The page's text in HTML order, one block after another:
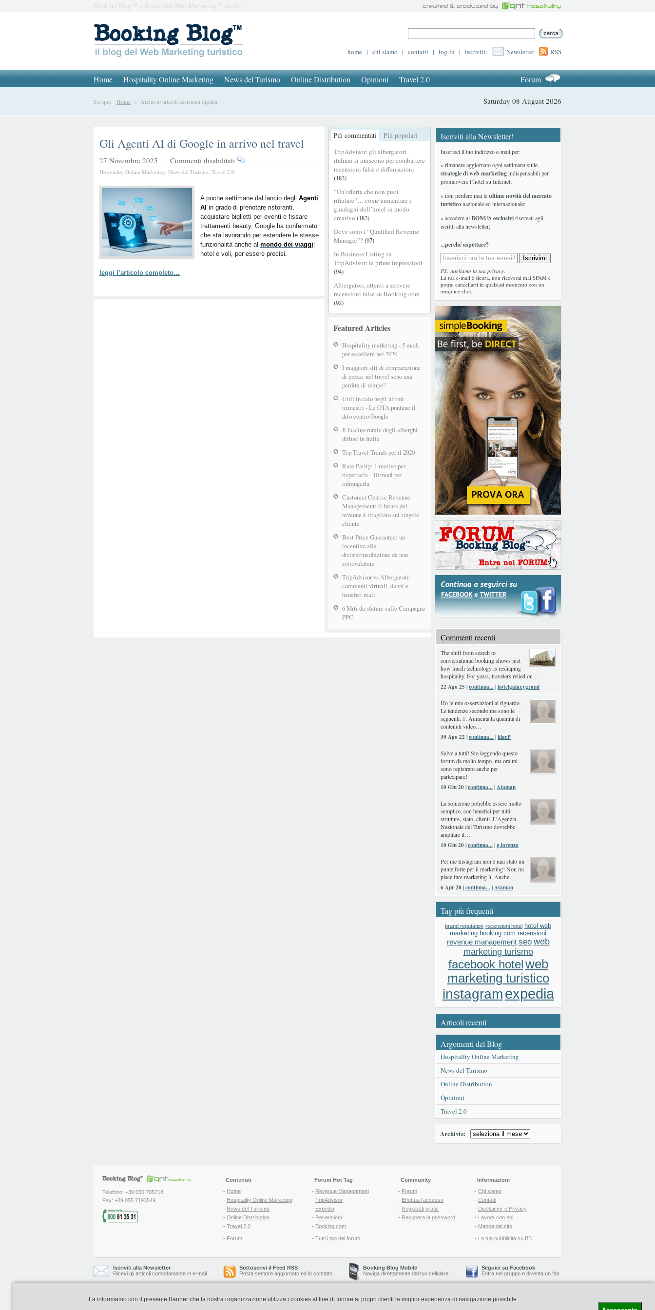
Booking Blog™ – Il blog del Web Marketing Turistico
home | chi siamo | contatti | log-in | iscriviti: Newsletter RSS
Home Hospitality Online Marketing News del Turismo Online Distribution Opinioni Travel 2.0 Forum
Sei qui: Home » Archivio articoli assistenti digitali Saturday 08 August 2026
Più commentati Più popolari
TripAdvisor: gli albergatori
italiani si uniscono per combattere
recensioni false e diffamazioni
(182)
“Un’offerta che non puoi
rifiutare”… come aumentare i
guadagni dell’hotel in modo
creativo (182)
Dove sono i “Qualified Revenue
Manager”?(97)
In Business Listing su
TripAdvisor: le prime impressioni
(94)
Albergatori, attenti a scrivere
recensioni false su Booking.com
(92)
Featured Articles
Hospitality marketing - 5 modi
per eccellere nel 2020
I maggiori siti di comparazione
di prezzi nel travel sono una
perdita di tempo?
Utili in calo negli ultimi
trimestri - Le OTA puntano il
dito contro Google
Il fascino rurale degli alberghi
diffusi in Italia
Top Travel Trends per il 2020
Rate Parity: 1 motivo per
rispettarla - 10 modi per
infrangerla
Customer Centric Revenue
Management: il futuro del
revenue è ritagliato sul singolo
cliente
Best Price Guarantee: un
incentivo alla
disintermediazione da non
sottovalutare
TripAdvisor vs Albergatori:
commenti virtuali, danni e
benefici reali
6 Miti da sfatare sulle Campagne
PPC
Gli Agenti AI di Google in arrivo nel travel
27 Novembre 2025 | Commenti disabilitati su
Gli
di
Google
in
arrivo
nel
travel
Hospitality Online Marketing, News del Turismo, Travel 2.0
A poche settimane dal lancio degli Agenti
AI in grado di prenotare ristoranti,
acquistare biglietti per eventi e fissare
trattamenti beauty, Google ha confermato
che sta lavorando per estendere le stesse
funzionalità anche al mondo dei viaggi:
hotel e voli, per essere precisi.
leggi l’articolo completo…
Iscriviti alla Newsletter!
Inserisci il tuo indirizzo e-mail per:
» rimanere aggiornato ogni settimana sulle
strategie di web marketingindispensabili per
promuovere l’hotel su Internet;
» non perdere mai leultime novità del mercato
turisticonazionale ed internazionale;
» accedere aiBONUS esclusiviriservati agli
iscritti alla newsletter;
...perché aspettare?
PS: tuteliamo la tua privacy.
La tua e-mail è sicura, non riceverai mai SPAM e
potrai cancellarti in qualsiasi momento con un
semplice click.
Commenti recenti
The shift from search to
conversational booking shows just
how much technology is reshaping
hospitality. For years, travelers relied on…
22 Ago 25 |continua...|hotelgalaxygrand
Ho le mie osservazioni al riguardo.
Le tendenze secondo me sono le
seguenti: 1. Aumenta la quantità di
contenuti video…
30 Ago 22 |continua...|lilacP
Salve a tutti! Sto leggendo questo
forum da molto tempo, ma ora mi
sono registrato anche per
partecipare!
10 Giu 20 |continua...|Ataman
La soluzione potrebbe essere molto
semplice, con benefici per tutti:
strutture, stato, clienti. L'Agenzia
Nazionale del Turismo dovrebbe
ampliare il…
10 Giu 20 |continua...|g.lorenzo
Per me Instagram non è mai stato un
punte forte per il marketing! Non mi
piace fare marketing lì. Anche…
6 Apr 20 |continua...|Ataman
Tag più frequenti
brand reputation recensioni hotel hotel web
marketing booking.com recensioni
revenue management seo web
marketing turismo
facebook hotelweb
marketing turistico
instagramexpedia
Articoli recenti
Argomenti del Blog
Hospitality Online Marketing
News del Turismo
Online Distribution
Opinioni
Travel 2.0
Archivio:
Telefono: +39 055 705718
Fax: +39 055 7193549
Contenuti
- Home
- Hospitality Online Marketing
- News del Turismo
- Online Distribution
- Travel 2.0
- Forum
Forum Hot Tag
- Revenue Managament
- TripAdvisor
- Expedia
- Recensioni
- Booking.com
- Tutti i tag del forum
Community
- Forum
- Effettua l'accesso
- Registrati gratis
- Recupera la password
Informazioni
- Chi siamo
- Contatti
- Disclaimer e Privacy
- Lavora con noi
- Mappa del sito
- La tua pubblicità su BB
Iscriviti alla Newsletter
Ricevi gli articoli comodamente in e-mail
Sottoscrivi il Feed RSS
Resta sempre aggiornato ed in contatto
Booking Blog Mobile
Naviga direttamente dal tuo cellulare
Seguici su Facebook
Entra nel gruppo e diventa un fan
Booking Blog è realizzato e curato da Copyright © 2006-2026 QNT S.r.l. Socio Unico -www.qnt.it-Booking Blog™ -Il blog del Web Marketing Turistico
La informiamo con il presente Banner che la nostra organizzazione utilizza i cookies al fine di fornire ai propri clienti la miglior esperienza di navigazione possibile.